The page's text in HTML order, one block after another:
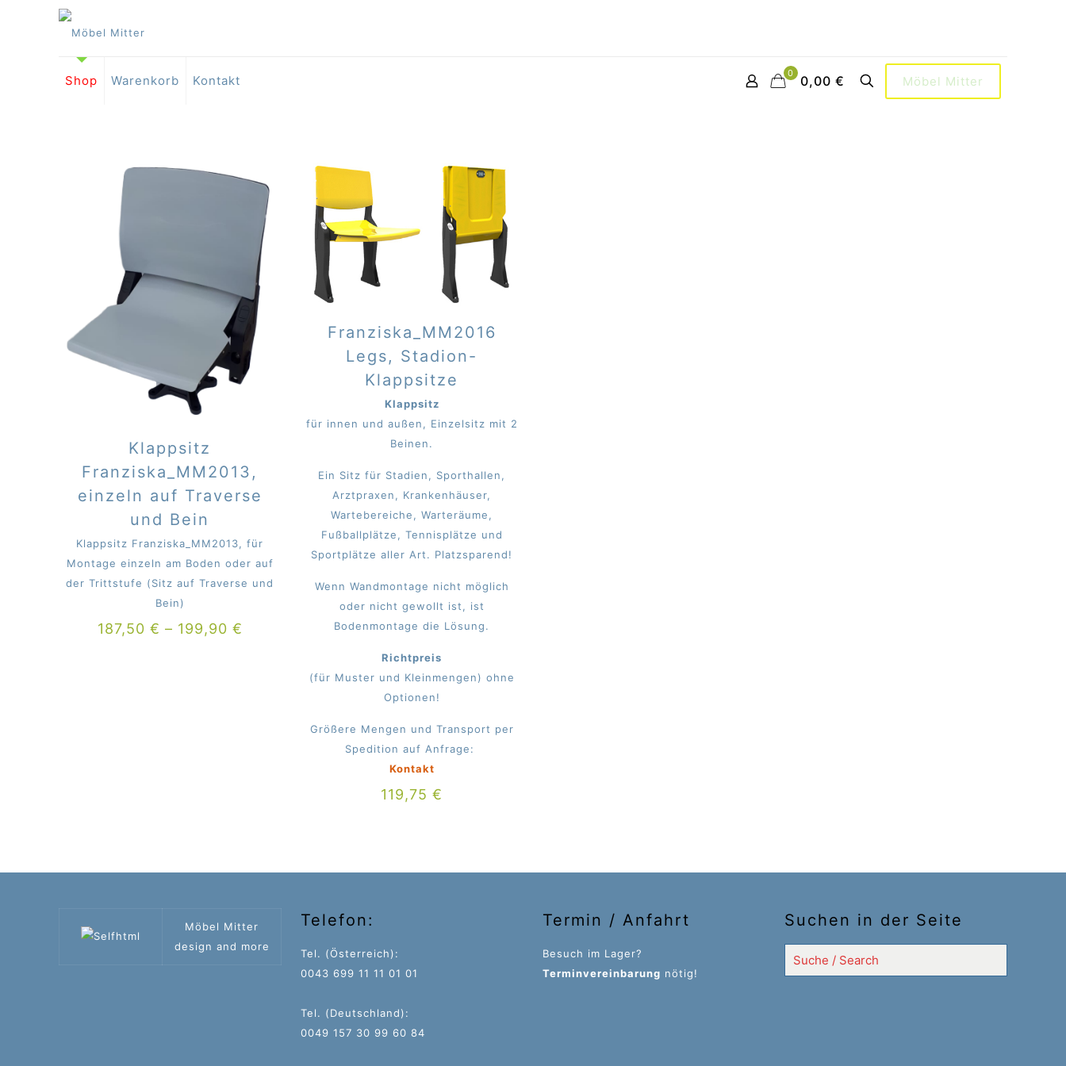
Shop Warenkorb Kontakt 0 0,00 € Möbel Mitter
Klappsitz
Franziska_MM2013,
einzeln auf Traverse
und Bein
Klappsitz Franziska_MM2013, für
Montage einzeln am Boden oder auf
der Trittstufe (Sitz auf Traverse und
Bein)
187,50 € – 199,90 €
Franziska_MM2016
Legs, Stadion-
Klappsitze
Klappsitz
für innen und außen, Einzelsitz mit 2
Beinen.
Ein Sitz für Stadien, Sporthallen,
Arztpraxen, Krankenhäuser,
Wartebereiche, Warteräume,
Fußballplätze, Tennisplätze und
Sportplätze aller Art. Platzsparend!
Wenn Wandmontage nicht möglich
oder nicht gewollt ist, ist
Bodenmontage die Lösung.
Richtpreis
(für Muster und Kleinmengen) ohne
Optionen!
Größere Mengen und Transport per
Spedition auf Anfrage:
Kontakt
119,75€
Möbel Mitter
design and more
Telefon:
Tel. (Österreich):
0043 699 11 11 01 01
Tel. (Deutschland):
0049 157 30 99 60 84
Termin / Anfahrt
Besuch im Lager?
Terminvereinbarung nötig!
Suchen in der Seite